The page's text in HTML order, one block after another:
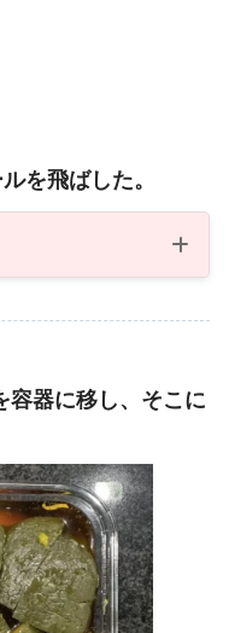
を飛ばした。
容器に移し、そこに